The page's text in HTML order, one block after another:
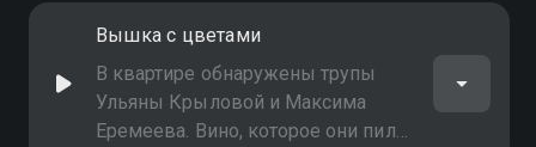
контрафактным алкоголем, и мог
не поделить что-то с бывшими
партнёрами
Вышка с цветами
В квартире обнаружены трупы
Ульяны Крыловой и Максима
Еремеева. Вино, которое они пили,